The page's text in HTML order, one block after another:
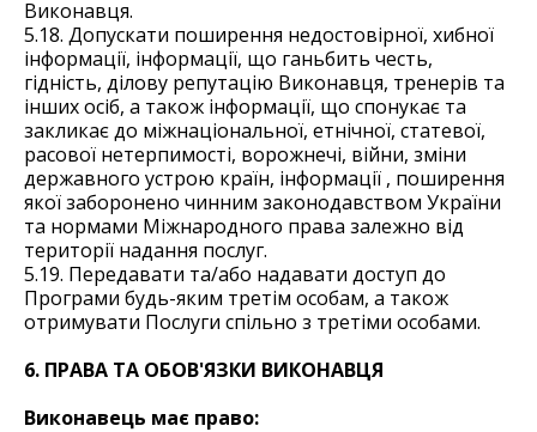
Виконавця.
5.18. Допускати поширення недостовірної, хибної
інформації, інформації, що ганьбить честь,
гідність, ділову репутацію Виконавця, тренерів та
інших осіб, а також інформації, що спонукає та
закликає до міжнаціональної, етнічної, статевої,
расової нетерпимості, ворожнечі, війни, зміни
державного устрою країн, інформації , поширення
якої заборонено чинним законодавством України
та нормами Міжнародного права залежно від
території надання послуг.
5.19. Передавати та/або надавати доступ до
Програми будь-яким третім особам, а також
отримувати Послуги спільно з третіми особами.
6. ПРАВА ТА ОБОВ'ЯЗКИ ВИКОНАВЦЯ
Виконавець має право: